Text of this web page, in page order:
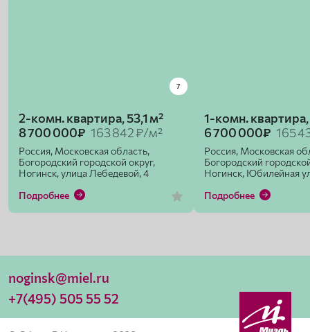
7
2-комн. квартира, 53,1 м²
8 700 000₽ 163 842 ₽/м²
Россия, Московская область,
Богородский городской округ,
Ногинск, улица Лебедевой, 4
Подробнее
1-комн.
6 700 000₽ 165
Россия, Московская
Богородский
Ногинск, Юбилейная
Подробнее
noginsk@miel.ru
+7(495) 505 55 52